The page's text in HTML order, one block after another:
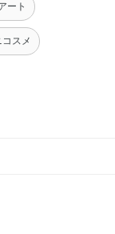
ート
スメ